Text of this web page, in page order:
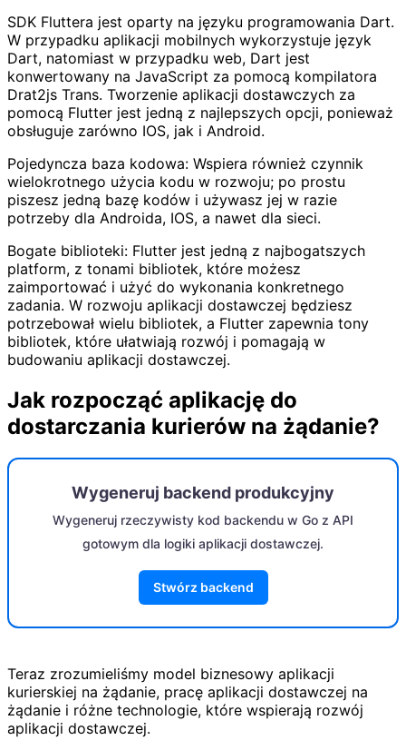
SDK Fluttera jest oparty na języku programowania Dart.
W przypadku aplikacji mobilnych wykorzystuje język
Dart, natomiast w przypadku web, Dart jest
konwertowany na JavaScript za pomocą kompilatora
Drat2js Trans. Tworzenie aplikacji dostawczych za
pomocą Flutter jest jedną z najlepszych opcji, ponieważ
obsługuje zarówno IOS, jak i Android.
Pojedyncza baza kodowa: Wspiera również czynnik
wielokrotnego użycia kodu w rozwoju; po prostu
piszesz jedną bazę kodów i używasz jej w razie
potrzeby dla Androida, IOS, a nawet dla sieci.
Bogate biblioteki: Flutter jest jedną z najbogatszych
platform, z tonami bibliotek, które możesz
zaimportować i użyć do wykonania konkretnego
zadania. W rozwoju aplikacji dostawczej będziesz
potrzebował wielu bibliotek, a Flutter zapewnia tony
bibliotek, które ułatwiają rozwój i pomagają w
budowaniu aplikacji dostawczej.
Jak rozpocząć aplikację do
dostarczania kurierów na żądanie?
Wygeneruj backend produkcyjny
Wygeneruj rzeczywisty kod backendu w Go z API
gotowym dla logiki aplikacji dostawczej.
Stwórz backend
Teraz zrozumieliśmy model biznesowy aplikacji
kurierskiej na żądanie, pracę aplikacji dostawczej na
żądanie i różne technologie, które wspierają rozwój
aplikacji dostawczej.